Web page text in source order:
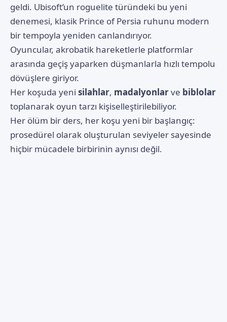
geldi. Ubisoft’un roguelite türündeki bu yeni
denemesi, klasik Prince of Persia ruhunu modern
bir tempoyla yeniden canlandırıyor.
Oyuncular, akrobatik hareketlerle platformlar
arasında geçiş yaparken düşmanlarla hızlı tempolu
dövüşlere giriyor.
Her koşuda yeni silahlar, madalyonlarve biblolar
toplanarak oyun tarzı kişiselleştirilebiliyor.
Her ölüm bir ders, her koşu yeni bir başlangıç:
prosedürel olarak oluşturulan seviyeler sayesinde
hiçbir mücadele birbirinin aynısı değil.